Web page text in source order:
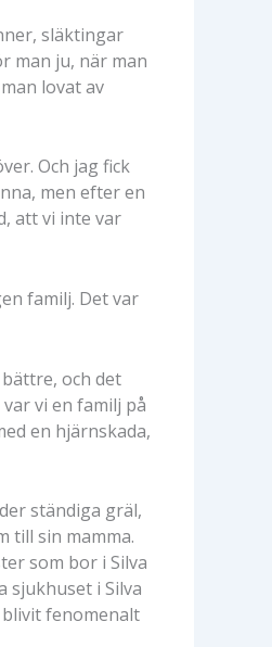
släktingar
man ju, när man
lovat av
Och jag fick
men efter en
att vi inte var
familj. Det var
och det
vi en familj på
en hjärnskada,
ständiga gräl,
till sin mamma.
som bor i Silva
sjukhuset i Silva
blivit fenomenalt